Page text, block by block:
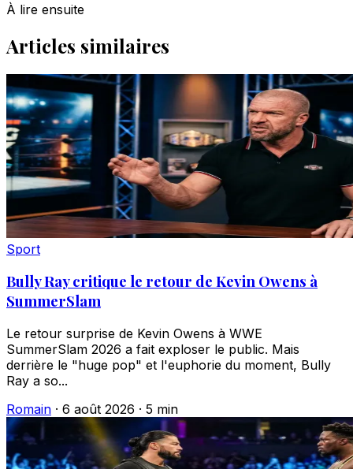
À lire ensuite
Articles similaires
Sport
Bully Ray critique le retour de Kevin Owens à
SummerSlam
Le retour surprise de Kevin Owens à WWE
SummerSlam 2026 a fait exploser le public. Mais
derrière le "huge pop" et l'euphorie du moment, Bully
Ray a so...
Romain · 6 août 2026 · 5 min